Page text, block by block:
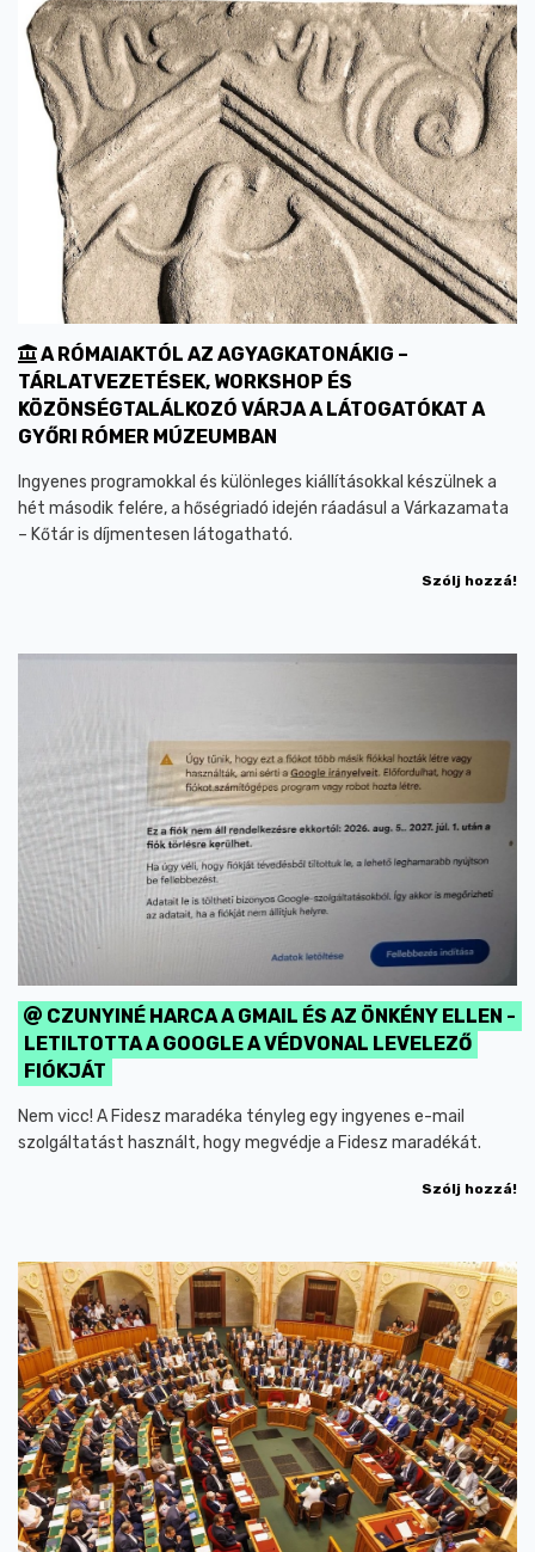
A RÓMAIAKTÓL AZ AGYAGKATONÁKIG –
TÁRLATVEZETÉSEK, WORKSHOP ÉS
KÖZÖNSÉGTALÁLKOZÓ VÁRJA A LÁTOGATÓKAT A
GYŐRI RÓMER MÚZEUMBAN
Ingyenes programokkal és különleges kiállításokkal készülnek a
hét második felére, a hőségriadó idején ráadásul a Várkazamata
– Kőtár is díjmentesen látogatható.
Szólj hozzá!
CZUNYINÉ HARCA A GMAIL ÉS AZ ÖNKÉNY ELLEN -
LETILTOTTA A GOOGLE A VÉDVONAL LEVELEZŐ
FIÓKJÁT
Nem vicc! A Fidesz maradéka tényleg egy ingyenes e-mail
szolgáltatást használt, hogy megvédje a Fidesz maradékát.
Szólj hozzá!